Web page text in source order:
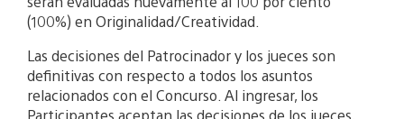
(100%) en Originalidad/Creatividad.
Las decisiones del Patrocinador y los jueces son
definitivas con respecto a todos los asuntos
relacionados con el Concurso. Al ingresar, los
Participantes aceptan las decisiones de los jueces,